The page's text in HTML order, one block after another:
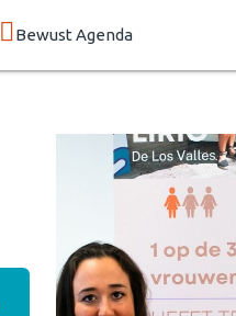
Bewust Agenda